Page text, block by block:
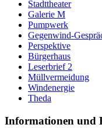
Stadttheater
Galerie M
Pumpwerk
Gegenwind-
Perspektive
Bürgerhaus
Leserbrief 2
Müllvermeidung
Windenergie
Theda
Informationen und